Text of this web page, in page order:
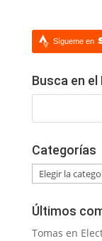
Sígueme en
Busca en el
Categorías
Categorías
Últimos
Tomas en